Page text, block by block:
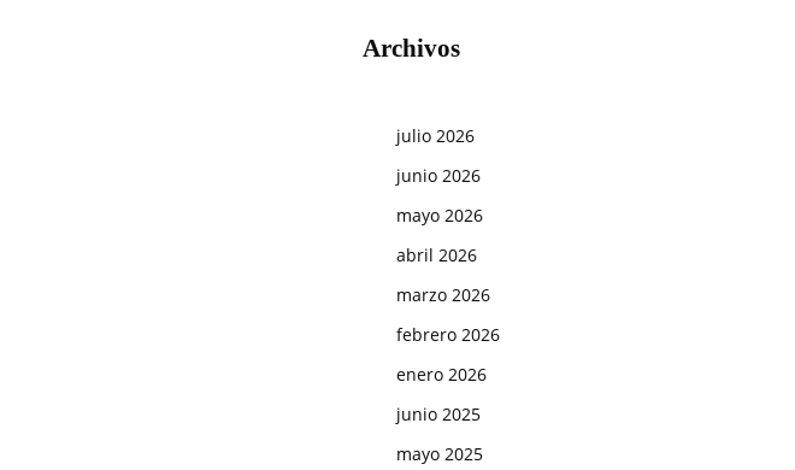
Archivos
julio 2026
junio 2026
mayo 2026
abril 2026
marzo 2026
febrero 2026
enero 2026
junio 2025
mayo 2025